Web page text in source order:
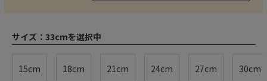
サイズ： 33cmを選択中
15cm 18cm 21cm 24cm 27cm 30cm